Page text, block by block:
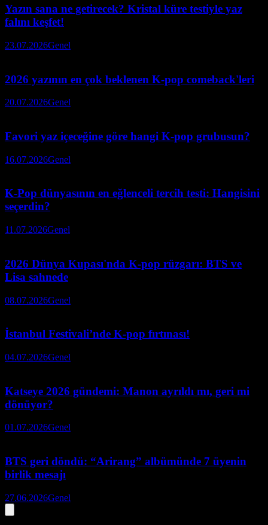
Yazın sana ne getirecek? Kristal küre testiyle yaz
falını keşfet!
23.07.2026Genel
2026 yazının en çok beklenen K-pop comeback'leri
20.07.2026Genel
Favori yaz içeceğine göre hangi K-pop grubusun?
16.07.2026Genel
K-Pop dünyasının en eğlenceli tercih testi: Hangisini
seçerdin?
11.07.2026Genel
2026 Dünya Kupası'nda K-pop rüzgarı: BTS ve
Lisa sahnede
08.07.2026Genel
İstanbul Festivali’nde K-pop fırtınası!
04.07.2026Genel
Katseye 2026 gündemi: Manon ayrıldı mı, geri mi
dönüyor?
01.07.2026Genel
BTS geri döndü: “Arirang” albümünde 7 üyenin
birlik mesajı
27.06.2026Genel